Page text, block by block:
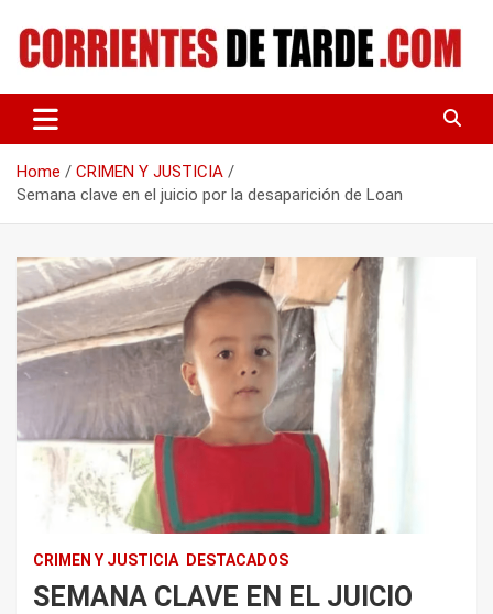
content
CORRIENTES DE TARDE
Home
CRIMEN Y JUSTICIA
Semana clave en el juicio por la desaparición de Loan
CRIMEN Y JUSTICIA DESTACADOS
SEMANA CLAVE EN EL JUICIO